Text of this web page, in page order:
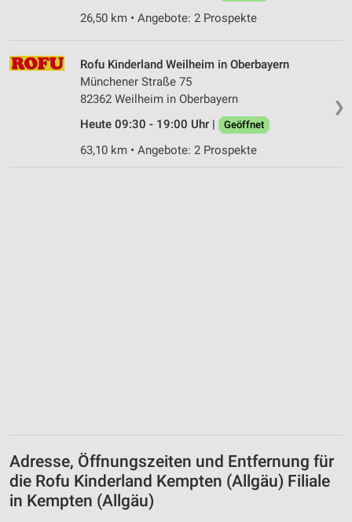
26,50 km • Angebote: 2 Prospekte
❯
Rofu Kinderland Weilheim in Oberbayern
Münchener Straße 75
82362 Weilheim in Oberbayern
Heute 09:30 - 19:00 Uhr |
Geöffnet
63,10 km • Angebote: 2 Prospekte
Adresse, Öffnungszeiten und Entfernung für
die Rofu Kinderland Kempten (Allgäu) Filiale
in Kempten (Allgäu)